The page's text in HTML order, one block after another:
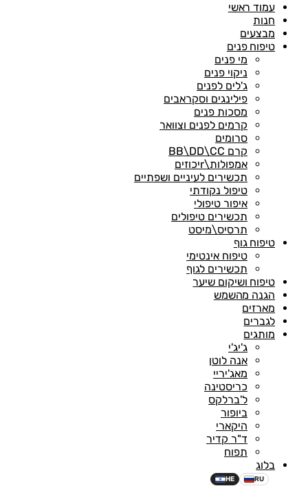
עמוד ראשי
חנות
מבצעים
טיפוח פנים
מי פנים
ניקוי פנים
ג'לים לפנים
פילינגים וסקראבים
מסכות פנים
קרמים לפנים וצוואר
סרומים
קרם BB\DD\CC
אמפולות\rיכוזים
תכשירים לעיניים ושפתיים
טיפול נקודתי
איפור טיפולי
תכשירים טיפולים
תרסיס\מיסט
טיפוח גוף
טיפוח אינטימי
תכשירים לגוף
טיפוח ושיקום שיער
הגנה מהשמש
מארזים
לגברים
מותגים
ג'יג'י
אנה לוטן
מאג'יריי
כריסטינה
ל'ברלקס
ביופור
היקארי
ד"ר קדיר
תפוח
בלוג
HE